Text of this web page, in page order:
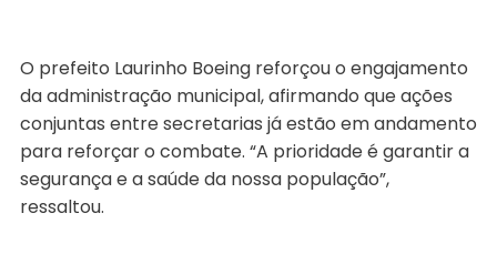
O prefeito Laurinho Boeing reforçou o engajamento
da administração municipal, afirmando que ações
conjuntas entre secretarias já estão em andamento
para reforçar o combate. “A prioridade é garantir a
segurança e a saúde da nossa população”,
ressaltou.